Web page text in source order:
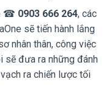
☎ 0903 666 264, các
sẽ tiến hành lắng
nhân thân, công việc
sẽ đưa ra những đánh
ra chiến lược tối